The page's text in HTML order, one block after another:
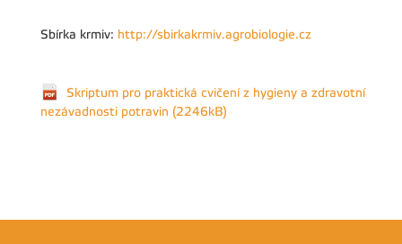
Sbírka krmiv: http://sbirkakrmiv.agrobiologie.cz
Skriptum pro praktická cvičení z hygieny a zdravotní
nezávadnosti potravin (2246kB)